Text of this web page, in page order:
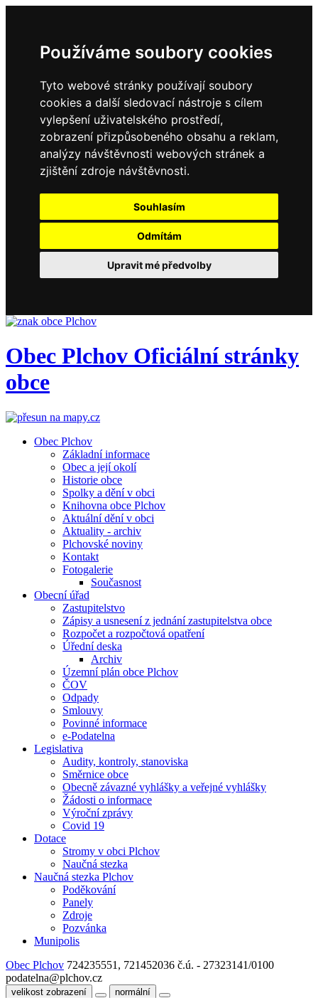
Používáme soubory cookies
Tyto webové stránky používají soubory
cookies a další sledovací nástroje s cílem
vylepšení uživatelského prostředí,
zobrazení přizpůsobeného obsahu a reklam,
analýzy návštěvnosti webových stránek a
zjištění zdroje návštěvnosti.
Souhlasím
Odmítám
Upravit mé předvolby
Obec Plchov Oficiální stránky
obce
Obec Plchov
Základní informace
Obec a její okolí
Historie obce
Spolky a dění v obci
Knihovna obce Plchov
Aktuální dění v obci
Aktuality - archiv
Plchovské noviny
Kontakt
Fotogalerie
Současnost
Obecní úřad
Zastupitelstvo
Zápisy a usnesení z jednání zastupitelstva obce
Rozpočet a rozpočtová opatření
Úřední deska
Archiv
Územní plán obce Plchov
ČOV
Odpady
Smlouvy
Povinné informace
e-Podatelna
Legislativa
Audity, kontroly, stanoviska
Směrnice obce
Obecně závazné vyhlášky a veřejné vyhlášky
Žádosti o informace
Výroční zprávy
Covid 19
Dotace
Stromy v obci Plchov
Naučná stezka
Naučná stezka Plchov
Poděkování
Panely
Zdroje
Pozvánka
Munipolis
Obec Plchov 724235551, 721452036 č.ú. - 27323141/0100
podatelna@plchov.cz
velikost zobrazení normální